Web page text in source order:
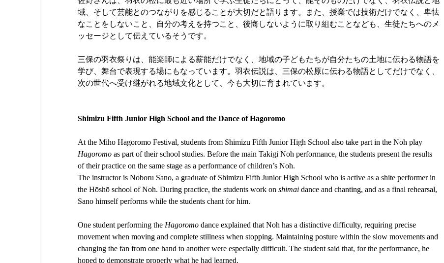
域、そして芸能とのつながりを感じることが大切だと語ります。また、授業では技術だけでなく、卑怯
なことをしないこと、自分の考えを持つこと、後悔しないように取り組むことなども、生徒たちへのメ
ッセージとして伝えているそうです。
三保の羽衣祭りは、能楽師による薪能だけでなく、地域の子どもたちが自分たちの土地に伝わる物語を
学び、舞台で表現する場にもなっています。羽衣伝説は、三保の松原に伝わる物語としてだけでなく、
次の世代へ受け継がれる地域文化として、今も大切に育まれています。
Shimizu Fifth Junior High School and the Dance of Hagoromo
At the Miho Hagoromo Festival, students from Shimizu Fifth Junior High School also take part in the Noh play
Hagoromo as part of their school studies. Before the main Takigi Noh performance, the students present the results
of their practice on the same stage as a performance of children’s Noh.
The instructor is Noboru Sano, a graduate of Shimizu Fifth Junior High School who is active as a shite performer in
the Hōshō school of Noh. During practice, the students work on shimai dance and chanting, and as a final rehearsal,
Sano himself performs while the students chant for him.
One student performing the Hagoromo dance explained that Noh has a distinctive difficulty, requiring precise
movement when moving and complete stillness when stopping. Maintaining posture within the slow movements and
changing the fan from one hand to another were especially difficult. The student said that, for the performance, he
hoped to demonstrate properly what he had learned.